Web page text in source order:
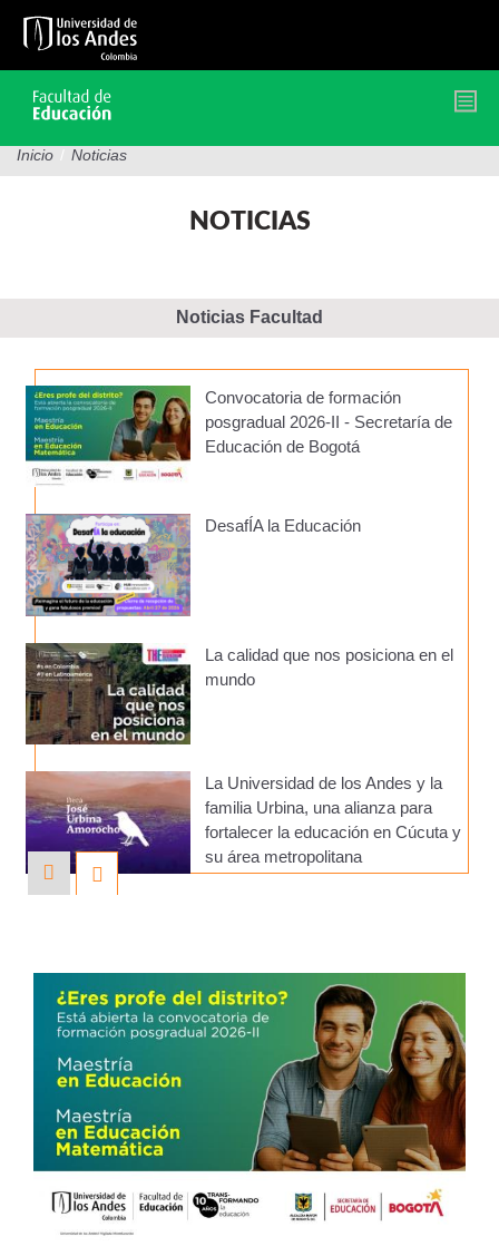
contenido
Inicio / Noticias
NOTICIAS
Noticias Facultad
Convocatoria de formación
posgradual 2026-II - Secretaría de
Educación de Bogotá
DesafÍA la Educación
La calidad que nos posiciona en el
mundo
La Universidad de los Andes y la
familia Urbina, una alianza para
fortalecer la educación en Cúcuta y
su área metropolitana
Resultados definitivos de
Minciencias destacan el avance de
la Facultad en investigación
Celebración 15 años: Voces y
Silencios: Revista Latinoamericana
de Educación